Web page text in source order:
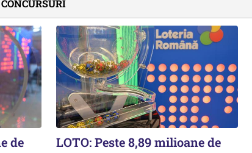
de
LOTO: Peste 8,89 milioane de